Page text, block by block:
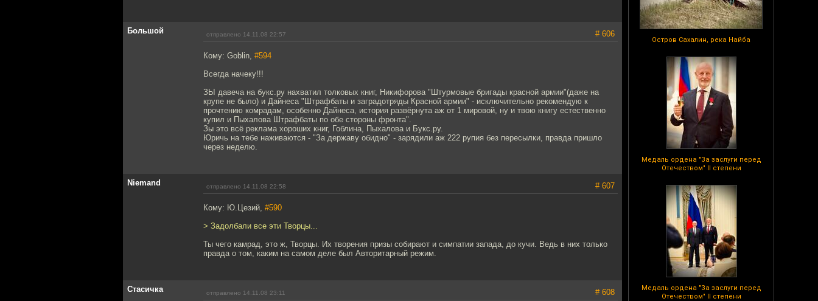
Остров Сахалин, река Найба
Медаль ордена "За заслуги перед
Отечеством" II степени
Медаль ордена "За заслуги перед
Отечеством" II степени
Большой отправлено 14.11.08 22:57 # 606
Кому: Goblin, #594
Всегда начеку!!!
ЗЫ давеча на букс.ру нахватил толковых книг, Никифорова "Штурмовые бригады красной армии"(даже на
крупе не было) и Дайнеса "Штрафбаты и заградотряды Красной армии" - исключительно рекомендую к
прочтению комрадам, особенно Дайнеса, история развёрнута аж от 1 мировой, ну и твою книгу естественно
купил и Пыхалова Штрафбаты по обе стороны фронта".
Зы это всё реклама хороших книг, Гоблина, Пыхалова и Букс.ру.
Юричь на тебе наживаются - "За державу обидно" - зарядили аж 222 рупия без пересылки, правда пришло
через неделю.
Niemand отправлено 14.11.08 22:58 # 607
Кому: Ю.Цезий, #590
> Задолбали все эти Творцы...
Ты чего камрад, это ж, Творцы. Их творения призы собирают и симпатии запада, до кучи. Ведь в них только
правда о том, каким на самом деле был Авторитарный режим.
Стасичка отправлено 14.11.08 23:11 # 608